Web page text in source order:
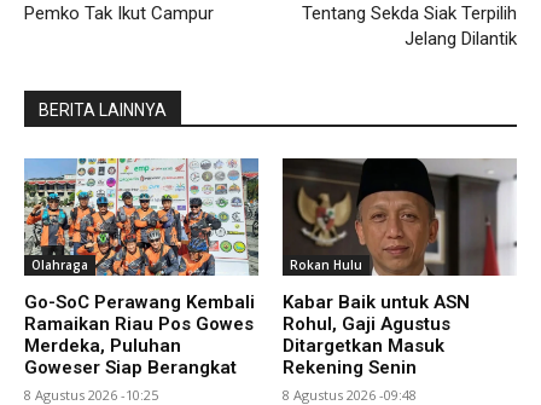
Pemko Tak Ikut Campur
Tentang Sekda Siak Terpilih
Jelang Dilantik
BERITA LAINNYA
Olahraga
Go-SoC Perawang Kembali
Ramaikan Riau Pos Gowes
Merdeka, Puluhan
Goweser Siap Berangkat
8 Agustus 2026 -10:25
Rokan Hulu
Kabar Baik untuk ASN
Rohul, Gaji Agustus
Ditargetkan Masuk
Rekening Senin
8 Agustus 2026 -09:48